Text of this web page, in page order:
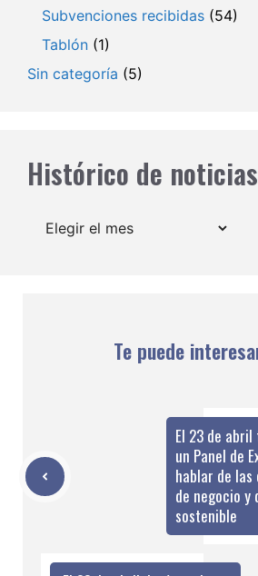
Subvenciones recibidas (54)
Tablón (1)
Sin categoría (5)
Histórico de noticias
Archivos
Te puede
El 23 de
un Panel de
hablar de
de negocio y
sostenible